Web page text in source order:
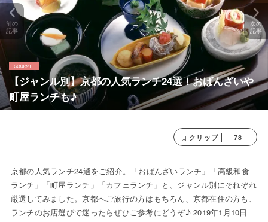
【ジャンル別】京都の人気ランチ24選！おばんざいや
町屋ランチも♪
前の
記事
次の
記事
クリップ 78
京都の人気ランチ24選をご紹介。「おばんざいランチ」「高級和食
ランチ」「町屋ランチ」「カフェランチ」と、ジャンル別にそれぞれ
厳選してみました。京都へご旅行の方はもちろん、京都在住の方も、
ランチのお店選びで迷ったらぜひご参考にどうぞ♪ 2019年1月10日